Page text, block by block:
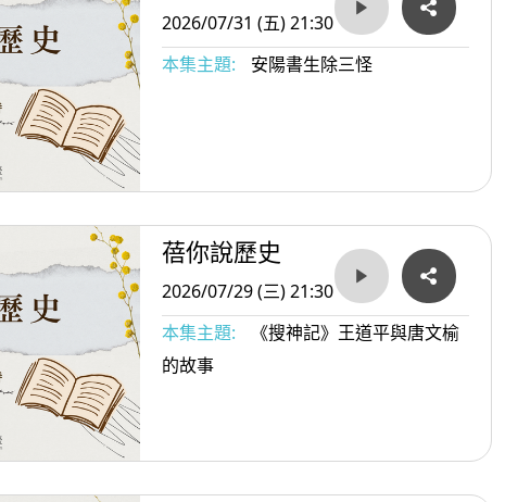
2026/07/31 (五) 21:30
本集主題:
安陽書生除三怪
蓓你說歷史
2026/07/29 (三) 21:30
本集主題:
《搜神記》王道平與唐文榆
的故事